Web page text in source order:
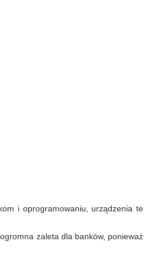
i oprogramowaniu, urządzenia te
zaleta dla banków, ponieważ